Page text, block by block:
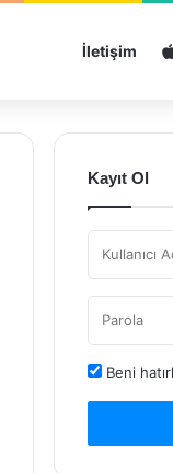
İletişim
Kayıt Ol
Beni